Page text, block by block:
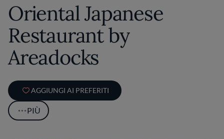
Oriental Japanese
Restaurant by
Areadocks
AGGIUNGI AI PREFERITI
PIÙ